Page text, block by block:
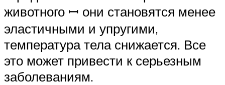
животного ꟷ они становятся менее
эластичными и упругими,
температура тела снижается. Все
это может привести к серьезным
заболеваниям.